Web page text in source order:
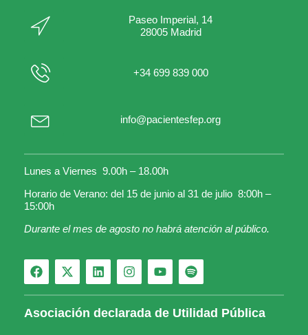
Paseo Imperial, 14
28005 Madrid
+34 699 839 000
info@pacientesfep.org
Lunes a Viernes 9.00h – 18.00h
Horario de Verano: del 15 de junio al 31 de julio 8:00h –
15:00h
Durante el mes de agosto no habrá atención al público.
Asociación declarada de Utilidad Pública